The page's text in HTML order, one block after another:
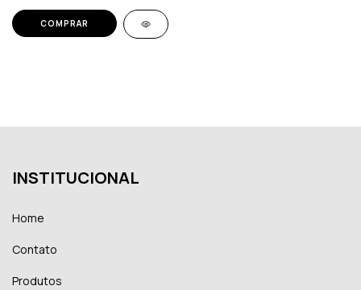
COMPRAR
INSTITUCIONAL
Home
Contato
Produtos